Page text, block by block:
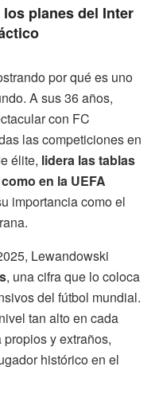
planes del Inter
por qué es uno
A sus 36 años,
con FC
las competiciones en
élite, lidera las tablas
en la UEFA
importancia como el
Lewandowski
, una cifra que lo coloca
del fútbol mundial.
tan alto en cada
y extraños,
histórico en el